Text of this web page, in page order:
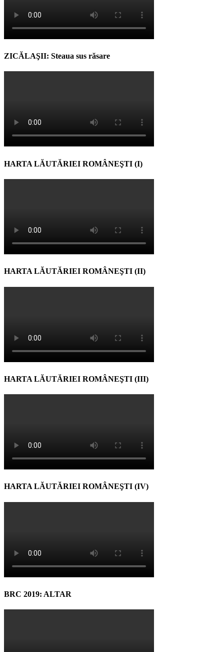
ZICĂLAŞII: Steaua sus răsare
HARTA LĂUTĂRIEI ROMÂNEŞTI (I)
HARTA LĂUTĂRIEI ROMÂNEŞTI (II)
HARTA LĂUTĂRIEI ROMÂNEŞTI (III)
HARTA LĂUTĂRIEI ROMÂNEŞTI (IV)
BRC 2019: ALTAR